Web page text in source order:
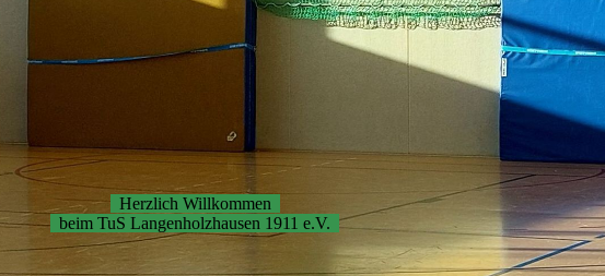
Herzlich Willkommen
beim TuS Langenholzhausen 1911 e.V.